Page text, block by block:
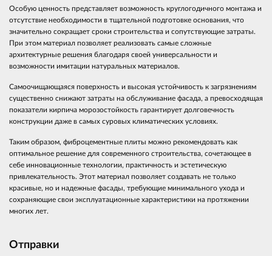
Особую ценность представляет возможность круглогодичного монтажа и
отсутствие необходимости в тщательной подготовке основания, что
значительно сокращает сроки строительства и сопутствующие затраты.
При этом материал позволяет реализовать самые сложные
архитектурные решения благодаря своей универсальности и
возможности имитации натуральных материалов.
Самоочищающаяся поверхность и высокая устойчивость к загрязнениям
существенно снижают затраты на обслуживание фасада, а превосходящая
показатели кирпича морозостойкость гарантирует долговечность
конструкции даже в самых суровых климатических условиях.
Таким образом, фиброцементные плиты можно рекомендовать как
оптимальное решение для современного строительства, сочетающее в
себе инновационные технологии, практичность и эстетическую
привлекательность. Этот материал позволяет создавать не только
красивые, но и надежные фасады, требующие минимального ухода и
сохраняющие свои эксплуатационные характеристики на протяжении
многих лет.
Отправки